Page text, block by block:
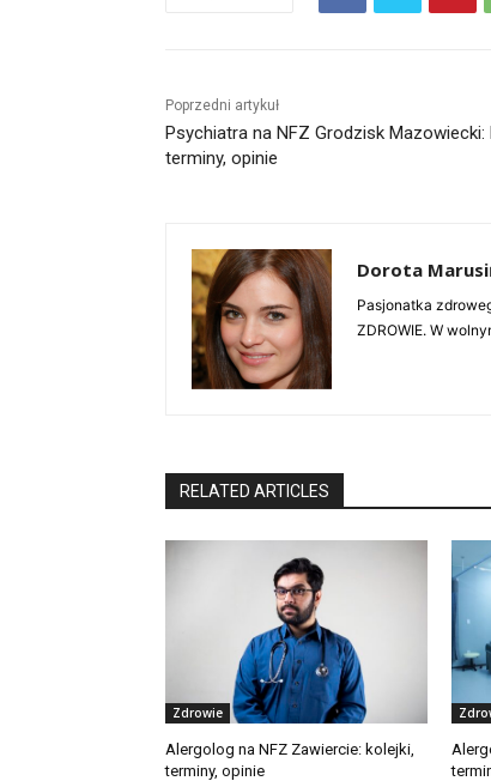
Poprzedni artykuł
Psychiatra na NFZ Grodzisk Mazowiecki:
terminy, opinie
Dorota
Pasjonatka
ZDROWIE. W
RELATED ARTICLES
Zdrowie
Alergolog na NFZ Zawiercie: kolejki,
terminy, opinie